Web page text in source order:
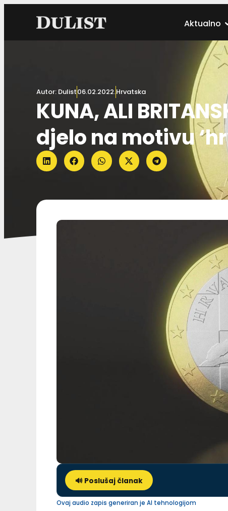
Aktualno
Autor: Dulist06.02.2022.Hrvatska
KUNA, ALI
djelo na motivu
🔊 Poslušaj članak
Ovaj audio zapis generiran je AI tehnologijom